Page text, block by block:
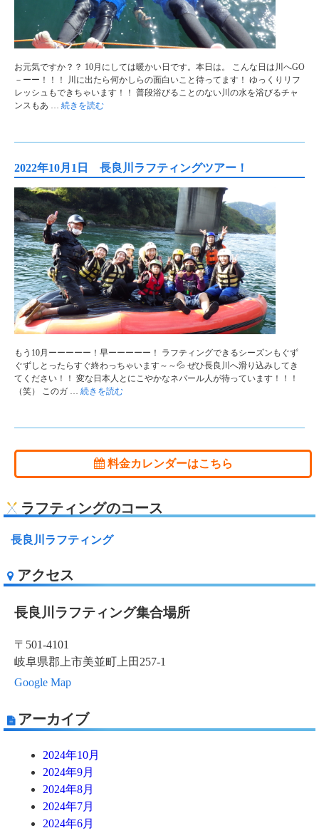
お元気ですか？？ 10月にしては暖かい日です。本日は。 こんな日は川へGO
－ーー！！！ 川に出たら何かしらの面白いこと待ってます！ ゆっくりリフ
レッシュもできちゃいます！！ 普段浴びることのない川の水を浴びるチャ
ンスもあ … 続きを読む
2022年10月1日 長良川ラフティングツアー！
もう10月ーーーーー！早ーーーーー！ ラフティングできるシーズンもぐず
ぐずしとったらすぐ終わっちゃいます～～💦 ぜひ長良川へ滑り込みしてき
てください！！ 変な日本人とにこやかなネパール人が待っています！！！
（笑） このガ … 続きを読む
料金カレンダーはこちら
ラフティングのコース
長良川ラフティング
アクセス
長良川ラフティング集合場所
〒501-4101
岐阜県郡上市美並町上田257-1
Google Map
アーカイブ
2024年10月
2024年9月
2024年8月
2024年7月
2024年6月